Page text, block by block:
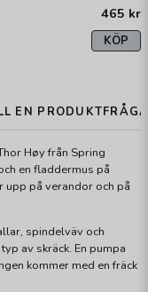
465 kr
KÖP
EN
Høy från Spring
en fladdermus på
upp på verandor och på
spindelväv och
av skräck. En pumpa
kommer med en fräck